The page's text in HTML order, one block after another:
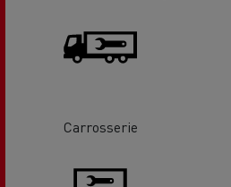
Carrosserie